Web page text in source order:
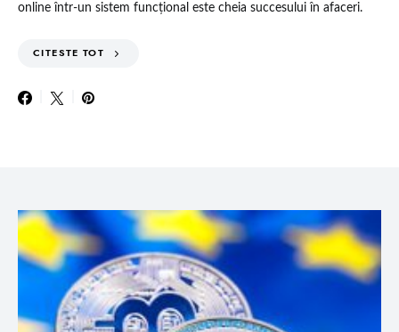
online într-un sistem funcțional este cheia succesului în afaceri.
CITESTE TOT